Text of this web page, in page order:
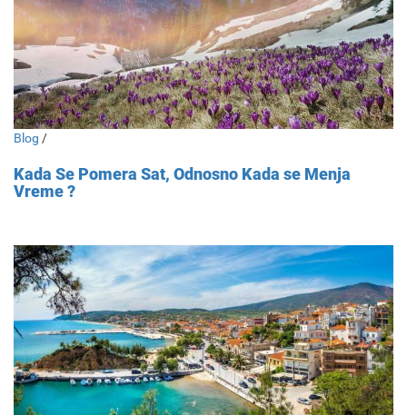
Blog /
Kada Se Pomera Sat, Odnosno Kada se Menja
Vreme ?